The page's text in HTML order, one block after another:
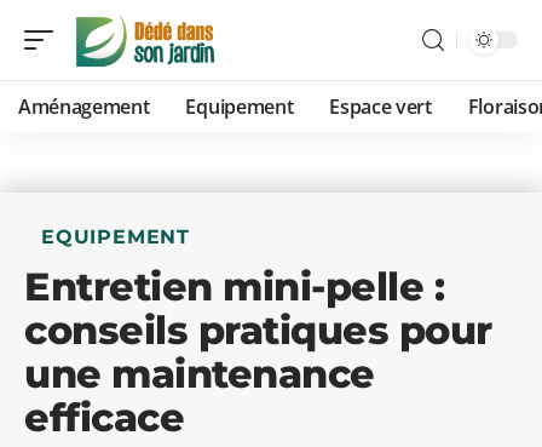
Aménagement Equipement Espace vert
EQUIPEMENT
Entretien mini-pelle :
conseils pratiques pour
une maintenance
efficace